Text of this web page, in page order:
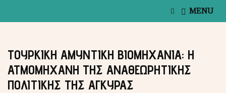
d
s
e
MENU
ΤΟΥΡΚΙΚΗ ΑΜΥΝΤΙΚΗ ΒΙΟΜΗΧΑΝΙΑ: Η
ΑΤΜΟΜΗΧΑΝΗ ΤΗΣ ΑΝΑΘΕΩΡΗΤΙΚΗΣ
ΠΟΛΙΤΙΚΗΣ ΤΗΣ ΑΓΚΥΡΑΣ